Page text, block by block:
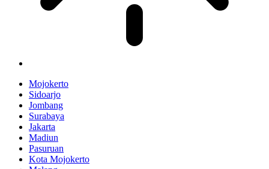
Mojokerto
Sidoarjo
Jombang
Surabaya
Jakarta
Madiun
Pasuruan
Kota Mojokerto